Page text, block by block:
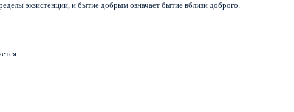
экзистенции, и бытие добрым означает бытие вблизи доброго.